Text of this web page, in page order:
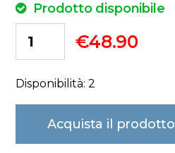
Prodotto disponibile
€48.90
Disponibilità: 2
Acquista il prodotto